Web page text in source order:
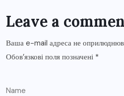
Leave a
Ваша e-mail адреса не
Обов’язкові поля позначені *